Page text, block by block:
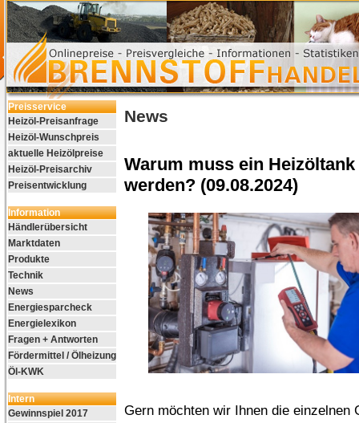
Preisservice
Heizöl-Preisanfrage
Heizöl-Wunschpreis
aktuelle Heizölpreise
Heizöl-Preisarchiv
Preisentwicklung
Information
Händlerübersicht
Marktdaten
Produkte
Technik
News
Energiesparcheck
Energielexikon
Fragen + Antworten
Fördermittel / Ölheizung
Öl-KWK
Intern
Gewinnspiel 2017
News
Warum muss ein
werden? (09.08.2024)
Gern möchten wir Ihnen die einzelnen